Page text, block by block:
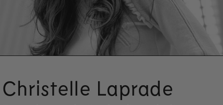
Christelle Laprade